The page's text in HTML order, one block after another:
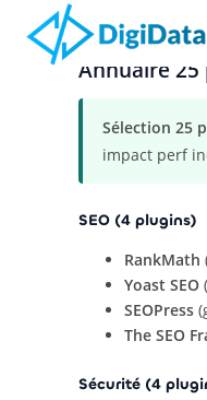
Annuaire 25
Sélection 25
impact perf
SEO (4 plugins)
RankMath
Yoast SEO
SEOPress
The SEO
Sécurité (4